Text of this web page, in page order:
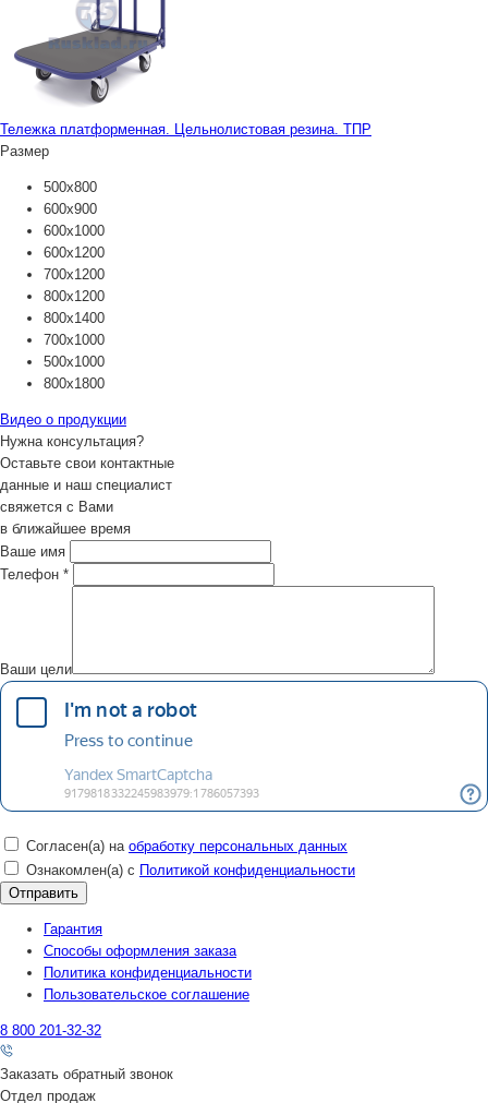
Тележка платформенная. Цельнолистовая резина. ТПР
Размер
500х800
600х900
600х1000
600х1200
700х1200
800х1200
800х1400
700х1000
500х1000
800х1800
Видео о продукции
Нужна консультация?
Оставьте свои контактные
данные и наш специалист
свяжется с Вами
в ближайшее время
Ваше имя
Телефон *
Ваши цели
Согласен(а) на обработку персональных данных
Ознакомлен(а) с Политикой конфиденциальности
Гарантия
Способы оформления заказа
Политика конфиденциальности
Пользовательское соглашение
8 800 201-32-32
Заказать обратный звонок
Отдел продаж